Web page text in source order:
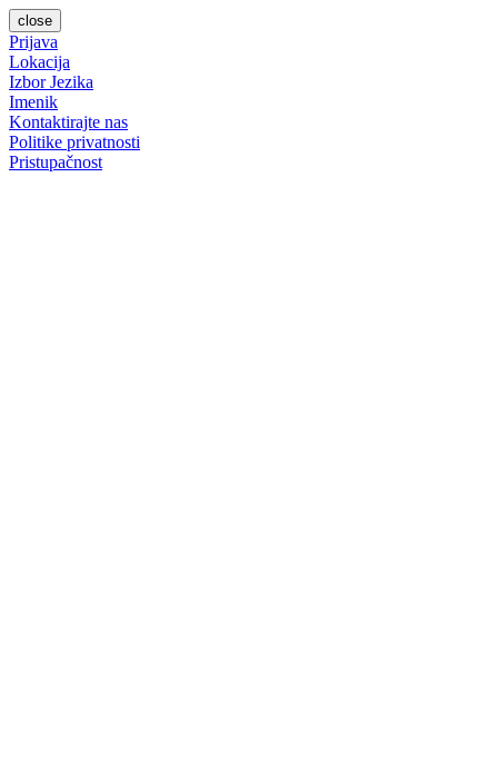
close
Prijava
Lokacija
Izbor Jezika
Imenik
Kontaktirajte nas
Politike privatnosti
Pristupačnost